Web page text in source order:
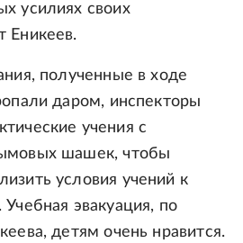
усилиях своих
Еникеев.
полученные в ходе
даром, инспекторы
учения с
шашек, чтобы
условия учений к
эвакуация, по
детям очень нравится.